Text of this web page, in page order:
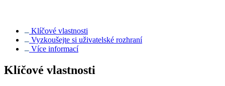
Klíčové vlastnosti
Vyzkoušejte si uživatelské rozhraní​​​
Více informací
Klíčové vlastnosti